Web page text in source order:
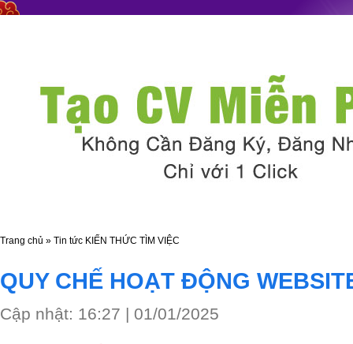
Trang chủ » Tin tức KIẾN THỨC TÌM VIỆC
QUY CHẾ HOẠT ĐỘNG
Cập nhật: 16:27 | 01/01/2025